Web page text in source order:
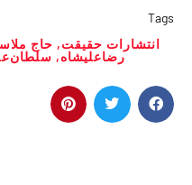
Tags
انتشارات حقیقت, حاج
رضاعلیشاه,